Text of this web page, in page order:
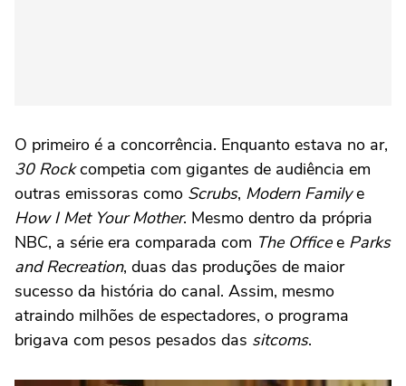
O primeiro é a concorrência. Enquanto estava no ar,
30 Rockcompetia com gigantes de audiência em
outras emissoras como Scrubs, Modern Familye
How I Met Your Mother. Mesmo dentro da própria
NBC, a série era comparada com The Officee Parks
and Recreation, duas das produções de maior
sucesso da história do canal. Assim, mesmo
atraindo milhões de espectadores, o programa
brigava com pesos pesados das sitcoms.